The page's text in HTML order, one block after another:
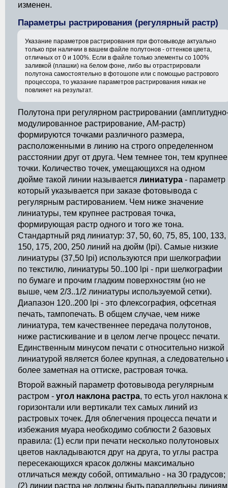
изменен.
Параметры растрирования (регулярный растр)
Указание параметров растрирования при фотовыводе актуально
только при наличии в вашем файле полутонов - оттенков цвета,
отличных от 0 и 100%. Если в файле только элементы со 100%
заливкой (плашки) на белом фоне, либо вы отрастрировали
полутона самостоятельно в фотошопе или с помощью растрового
процессора, то указание параметров растрирования никак не
повлияет на результат.
Полутона при регулярном растрировании
модулированное растрирование, AM-растр)
формируются точками различного размера,
расположенными в линию на строго определенном
расстоянии друг от друга. Чем темнее тон, тем крупнее
точки. Количество точек, умещающихся на одном
дюйме такой линии называется линиатура - параметр
который указывается при заказе фотовывода с
регулярным растированием. Чем ниже значение
линиатуры, тем крупнее растровая точка,
формирующая растр одного и того же тона.
Стандартный ряд линиатур: 37, 50, 60, 75, 85, 100, 133,
150, 175, 200, 250 линий на дюйм (lpi). Самые низкие
линиатуры (37,50 lpi) используются при шелкографии
по текстилю, линиатуры 50..100 lpi - при шелкографии
по бумаге и прочим гладким поверхностям (но не
выше, чем 2/3..1/2 линиатуры используемой сетки).
Диапазон 120..200 lpi - это флексография, офсетная
печать, тампопечать. В общем случае, чем ниже
линиатура, тем качественнее передача полутонов,
ниже растискивание и в целом легче процесс печати.
Единственным минусом печати с относительно низкой
линиатурой является более крупная, а следовательно
более заметная на оттиске, растровая точка.
Второй важный параметр фотовывода регулярным
растром - угол наклона растра, то есть угол наклона к
горизонтали или вертикали тех самых линий из
растровых точек. Для облегчения процесса печати и
избежания муара необходимо соблюсти 2 базовых
правила: (1) если при печати несколько полутоновых
цветов накладываются друг на друга, то углы растра
пересекающихся красок должны максимально
отличаться между собой, оптимально - на 30 градусов;
(2) линии растра не должны быть параллельны линиям